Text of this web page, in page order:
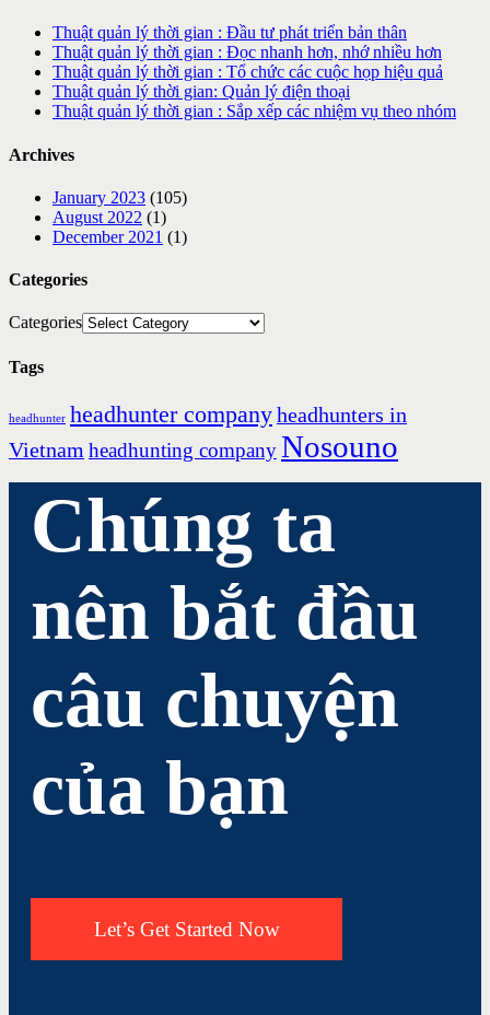
Thuật quản lý thời gian : Đầu tư phát triển bản thân
Thuật quản lý thời gian : Đọc nhanh hơn, nhớ nhiều hơn
Thuật quản lý thời gian : Tổ chức các cuộc họp hiệu quả
Thuật quản lý thời gian: Quản lý điện thoại
Thuật quản lý thời gian : Sắp xếp các nhiệm vụ theo nhóm
Archives
January 2023 (105)
August 2022 (1)
December 2021 (1)
Categories
Categories
Tags
headhunter headhunter companyheadhunters in
Vietnam headhunting companyNosouno
Chúng ta
nên bắt đầu
câu chuyện
của bạn
Let’s Get Started Now